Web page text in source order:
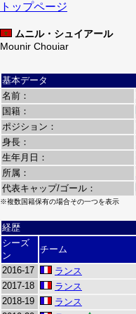
トップページ
ムニル・シュイアール
Mounir Chouiar
基本データ
名前：
国籍：
ポジション：
身長：
生年月日：
所属：
代表キャップ/ゴール：
※複数国籍保有の場合その一つを表示
経歴
シーズ
ン
チーム
2016-17
ランス
2017-18
ランス
2018-19
ランス